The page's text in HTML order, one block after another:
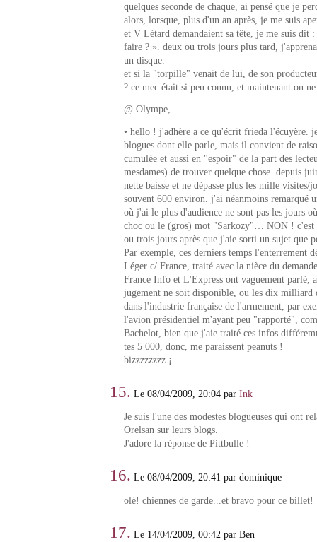
quelques seconde de chaque, ai pensé que je
alors, lorsque, plus d'un an après, je me suis
et V Létard demandaient sa tête, je me suis dit
faire ? ». deux ou trois jours plus tard,
un disque.
et si la "torpille" venait de lui, de son
? ce mec était si peu connu, et maintenant on
@ Olympe,
• hello ! j'adhère a ce qu'écrit frieda l'écuyère.
blogues dont elle parle, mais il convient de
cumulée et aussi en "espoir" de la part des
mesdames) de trouver quelque chose. depuis
nette baisse et ne dépasse plus les mille visites/
souvent 600 environ. j'ai néanmoins remarqué
où j'ai le plus d'audience ne sont pas les jours
choc ou le (gros) mot "Sarkozy"… NON ! c'est
ou trois jours après que j'aie sorti un sujet que
Par exemple, ces derniers temps l'enterrement
Léger c/ France, traité avec la nièce du
France Info et L'Express ont vaguement parlé,
jugement ne soit disponible, ou les dix milliard
dans l'industrie française de l'armement, par
l'avion présidentiel m'ayant peu "rapporté",
Bachelot, bien que j'aie traité ces infos
tes 5 000, donc, me paraissent peanuts !
bizzzzzzzz ¡
15. Le 08/04/2009, 20:04 parInk
Je suis l'une des modestes blogueuses qui ont
Orelsan sur leurs blogs.
J'adore la réponse de Pittbulle !
16. Le 08/04/2009, 20:41 par dominique
olé! chiennes de garde...et bravo pour ce billet!
17. Le 14/04/2009, 00:42 par Ben